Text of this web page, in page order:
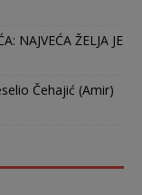
NAJVEĆA ŽELJA JE
Čehajić (Amir)